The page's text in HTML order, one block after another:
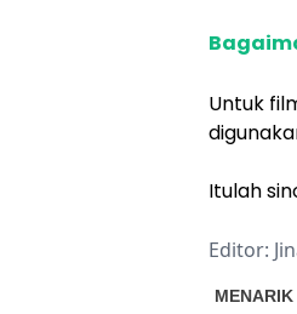
Untuk
Itulah
Editor: